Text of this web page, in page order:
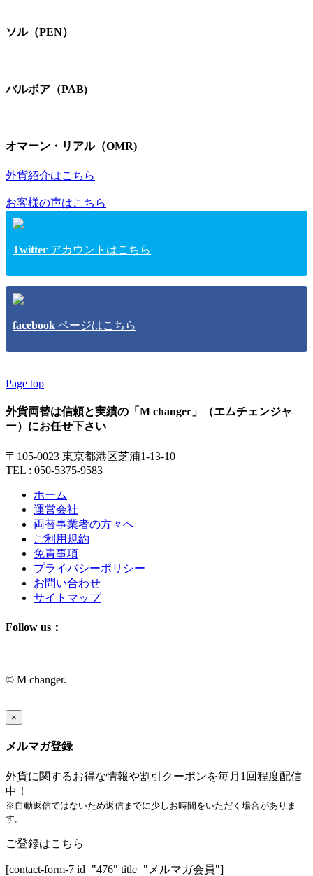
ソル（PEN）
バルボア（PAB)
オマーン・リアル（OMR)
外貨紹介はこちら
お客様の声はこちら
Twitter アカウントはこちら
facebook ページはこちら
Page top
外貨両替は信頼と実績の「M changer」（エムチェンジャ
ー）にお任せ下さい
〒105-0023 東京都港区芝浦1-13-10
TEL : 050-5375-9583
ホーム
運営会社
両替事業者の方々へ
ご利用規約
免責事項
プライバシーポリシー
お問い合わせ
サイトマップ
Follow us：
© M changer.
×
メルマガ登録
外貨に関するお得な情報や割引クーポンを毎月1回程度配信
中！
※自動返信ではないため返信までに少しお時間をいただく場合がありま
す。
ご登録はこちら
[contact-form-7 id="476" title="メルマガ会員"]